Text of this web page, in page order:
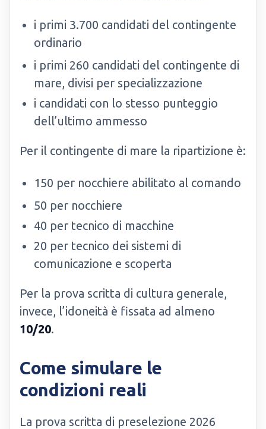
i primi 3.700 candidati del contingente
ordinario
i primi 260 candidati del contingente di
mare, divisi per specializzazione
i candidati con lo stesso punteggio
dell’ultimo ammesso
Per il contingente di mare la ripartizione è:
150 per nocchiere abilitato al comando
50 per nocchiere
40 per tecnico di macchine
20 per tecnico dei sistemi di
comunicazione e scoperta
Per la prova scritta di cultura generale,
invece, l’idoneità è fissata ad almeno
10/20.
Come simulare le
condizioni reali
La prova scritta di preselezione 2026